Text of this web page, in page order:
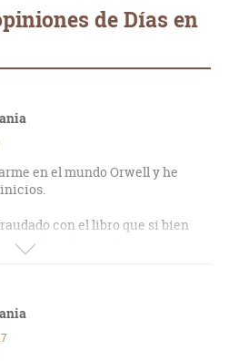
de Días en
en el mundo Orwell y he
con el libro que si bien
de esos tiempos, es
bastante anodino. Tan solo al
dejando, sin
a mi entender. Un folletín